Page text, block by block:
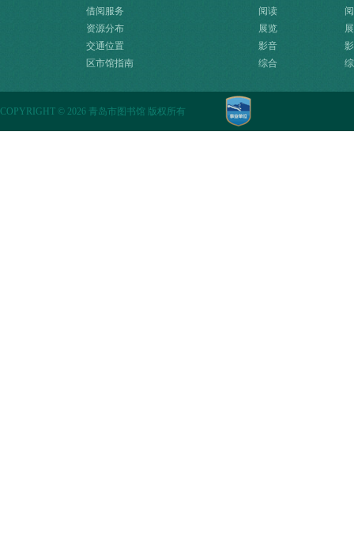
借阅服务
资源分布
交通位置
区市馆指南
阅读
展览
影音
综合
COPYRIGHT © 2026 青岛市图书馆 版权所有